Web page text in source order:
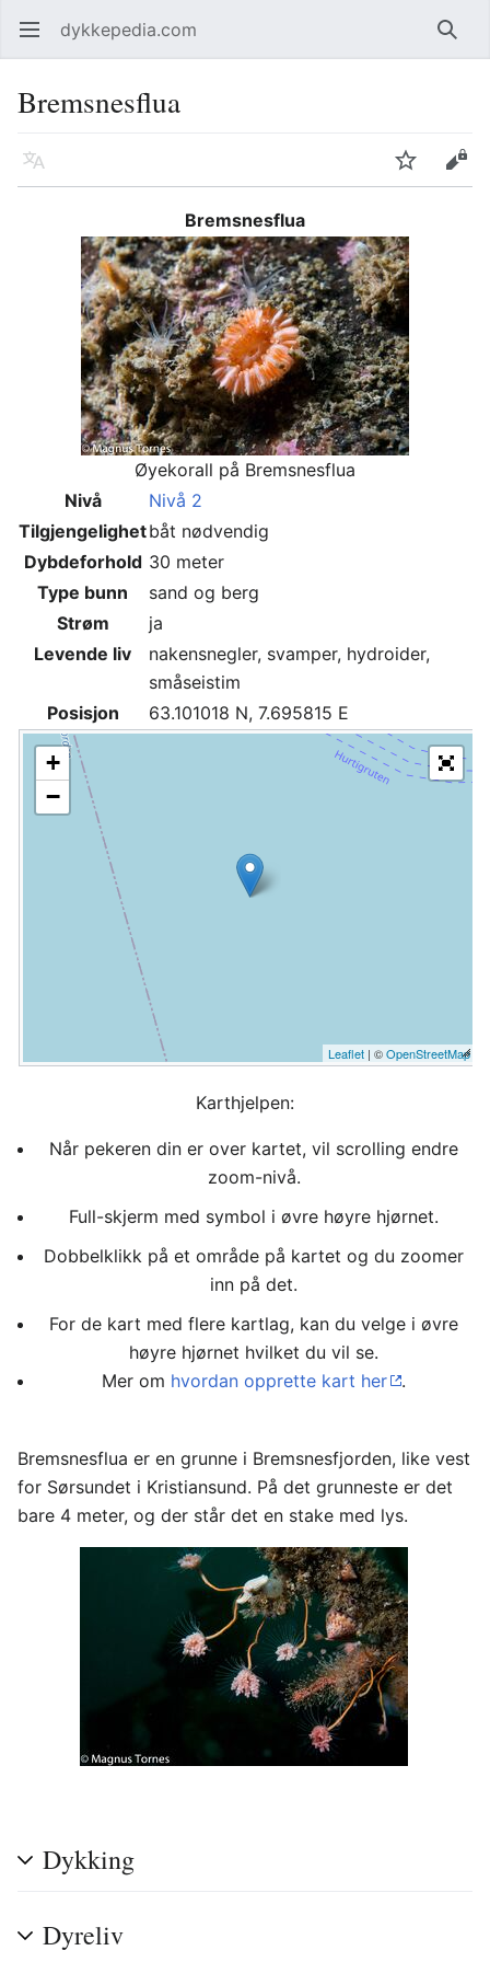
Åpne hovedmenyen dykkepedia.com Søk
Bremsnesflua
Språk Overvåk Rediger
Bremsnesflua
Øyekorall på Bremsnesflua
Nivå
Nivå 2
Tilgjengelighetbåt nødvendig
Dybdeforhold 30 meter
Type bunn
sand og berg
Strøm
ja
Levende liv
nakensnegler, svamper, hydroider,
småseistim
Posisjon
63.101018 N, 7.695815 E
+
−
Leaflet | ©OpenStreetMap
Karthjelpen:
Når pekeren din er over kartet, vil scrolling endre
zoom-nivå.
Full-skjerm med symbol i øvre høyre hjørnet.
Dobbelklikk på et område på kartet og du zoomer
inn på det.
For de kart med flere kartlag, kan du velge i øvre
høyre hjørnet hvilket du vil se.
Mer om hvordan opprette kart her .
Bremsnesflua er en grunne i Bremsnesfjorden, like vest
for Sørsundet i Kristiansund. På det grunneste er det
bare 4 meter, og der står det en stake med lys.
Dykking
Dyreliv